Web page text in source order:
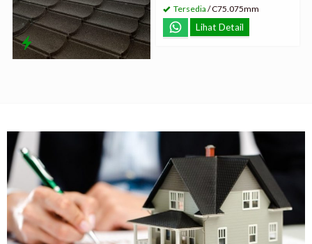
Tersedia / C75.075mm
Lihat Detail